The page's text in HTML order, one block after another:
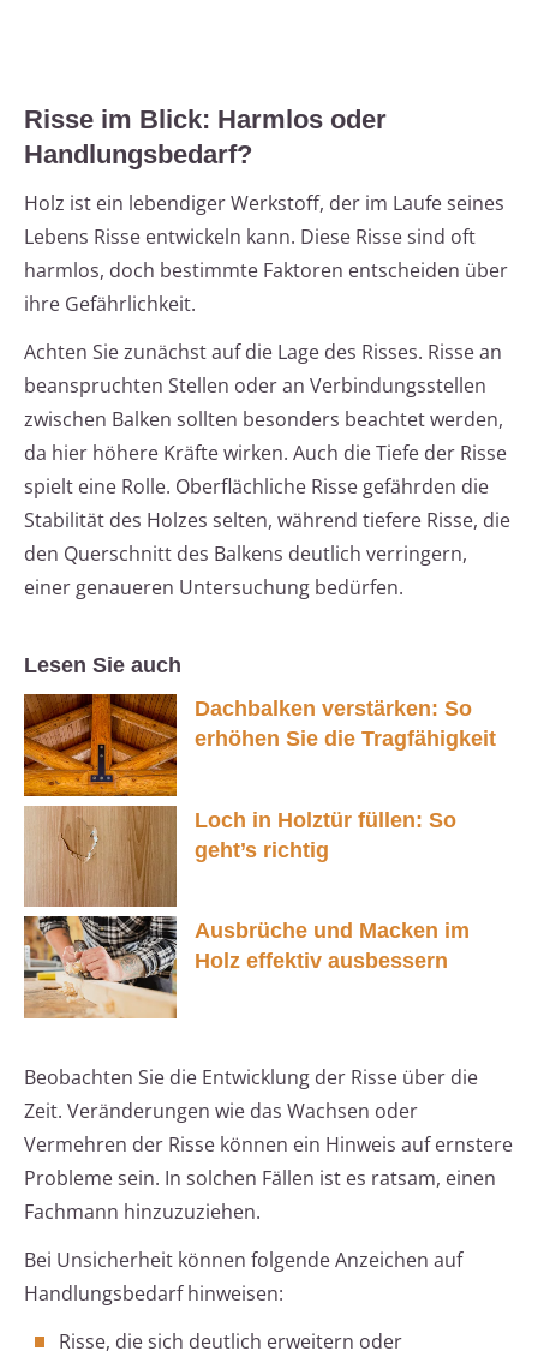
Risse im Blick: Harmlos oder
Handlungsbedarf?
Holz ist ein lebendiger Werkstoff, der im Laufe seines
Lebens Risse entwickeln kann. Diese Risse sind oft
harmlos, doch bestimmte Faktoren entscheiden über
ihre Gefährlichkeit.
Achten Sie zunächst auf die Lage des Risses. Risse an
beanspruchten Stellen oder an Verbindungsstellen
zwischen Balken sollten besonders beachtet werden,
da hier höhere Kräfte wirken. Auch die Tiefe der Risse
spielt eine Rolle. Oberflächliche Risse gefährden die
Stabilität des Holzes selten, während tiefere Risse, die
den Querschnitt des Balkens deutlich verringern,
einer genaueren Untersuchung bedürfen.
Lesen Sie auch
Dachbalken verstärken: So
erhöhen Sie die Tragfähigkeit
Loch in Holztür füllen: So
geht’s richtig
Ausbrüche und Macken im
Holz effektiv ausbessern
Beobachten Sie die Entwicklung der Risse über die
Zeit. Veränderungen wie das Wachsen oder
Vermehren der Risse können ein Hinweis auf ernstere
Probleme sein. In solchen Fällen ist es ratsam, einen
Fachmann hinzuzuziehen.
Bei Unsicherheit können folgende Anzeichen auf
Handlungsbedarf hinweisen:
Risse, die sich deutlich erweitern oder